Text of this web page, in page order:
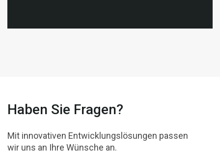
Haben Sie Fragen?
Mit innovativen Entwicklungslösungen passen
wir uns an Ihre Wünsche an.